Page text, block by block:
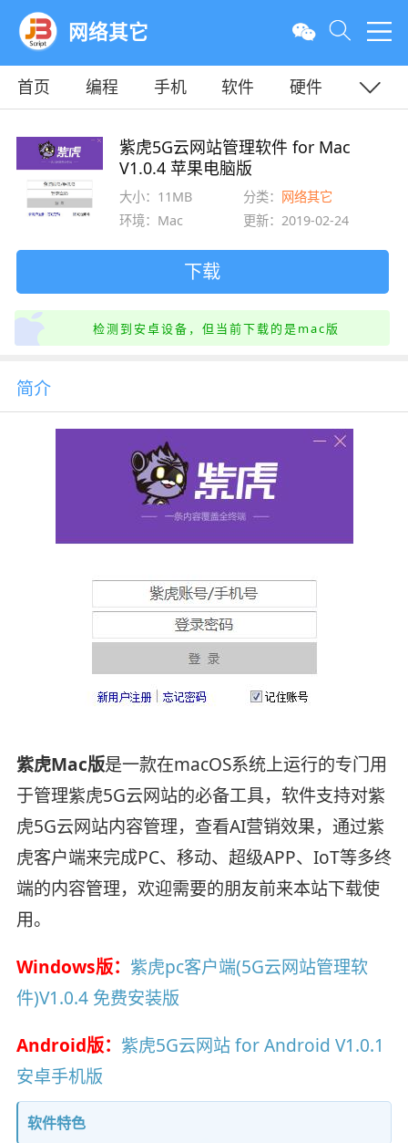
网络其它
首页 编程 手机 软件
硬件
紫虎5G云网站管理软件 for Mac
V1.0.4 苹果电脑版
大小：11MB 分类： 网络其它
环境：Mac
更新：2019-02-24
下载
检测到安卓设备，但当前下载的是mac版
简介
紫虎Mac版是一款在macOS系统上运行的专门用
于管理紫虎5G云网站的必备工具，软件支持对紫
虎5G云网站内容管理，查看AI营销效果，通过紫
虎客户端来完成PC、移动、超级APP、IoT等多终
端的内容管理，欢迎需要的朋友前来本站下载使
用。
Windows版： 紫虎pc客户端(5G云网站管理软
件)V1.0.4 免费安装版
Android版： 紫虎5G云网站 for Android V1.0.1
安卓手机版
软件特色